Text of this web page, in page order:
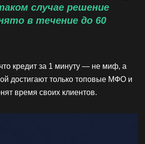
случае решение
в течение до 60
кредит за 1 минуту — не миф, а
достигают только топовые МФО и
время своих клиентов.